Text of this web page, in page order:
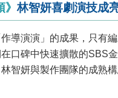
》林智妍喜劇演技成
導演演」的成果，只有
口碑中快速擴散的SBS
智妍與製作團隊的成熟